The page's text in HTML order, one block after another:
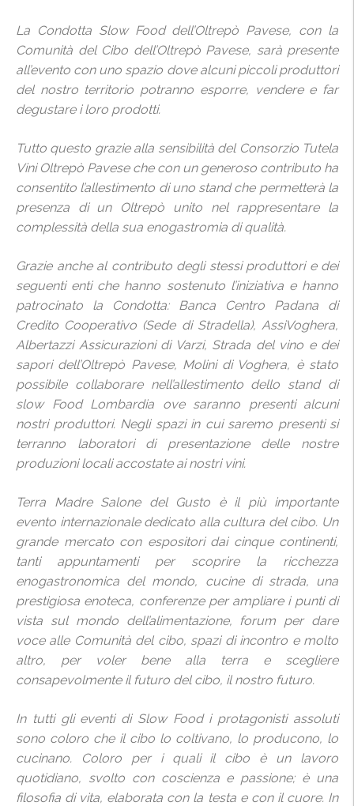
La Condotta Slow Food dell’Oltrepò Pavese, con la
Comunità del Cibo dell’Oltrepò Pavese, sarà presente
all’evento con uno spazio dove alcuni piccoli produttori
del nostro territorio potranno esporre, vendere e far
degustare i loro prodotti.
Tutto questo grazie alla sensibilità del Consorzio Tutela
Vini Oltrepò Pavese che con un generoso contributo ha
consentito l’allestimento di uno stand che permetterà la
presenza di un Oltrepò unito nel rappresentare la
complessità della sua enogastromia di qualità.
Grazie anche al contributo degli stessi produttori e dei
seguenti enti che hanno sostenuto l’iniziativa e hanno
patrocinato la Condotta: Banca Centro Padana di
Credito Cooperativo (Sede di Stradella), AssiVoghera,
Albertazzi Assicurazioni di Varzi, Strada del vino e dei
sapori dell’Oltrepò Pavese, Molini di Voghera, è stato
possibile collaborare nell’allestimento dello stand di
slow Food Lombardia ove saranno presenti alcuni
nostri produttori. Negli spazi in cui saremo presenti si
terranno laboratori di presentazione delle nostre
produzioni locali accostate ai nostri vini.
Terra Madre Salone del Gusto è il più importante
evento internazionale dedicato alla cultura del cibo. Un
grande mercato con espositori dai cinque continenti,
tanti appuntamenti per scoprire la ricchezza
enogastronomica del mondo, cucine di strada, una
prestigiosa enoteca, conferenze per ampliare i punti di
vista sul mondo dell’alimentazione, forum per dare
voce alle Comunità del cibo, spazi di incontro e molto
altro, per voler bene alla terra e scegliere
consapevolmente il futuro del cibo, il nostro futuro.
In tutti gli eventi di Slow Food i protagonisti assoluti
sono coloro che il cibo lo coltivano, lo producono, lo
cucinano. Coloro per i quali il cibo è un lavoro
quotidiano, svolto con coscienza e passione; è una
filosofia di vita, elaborata con la testa e con il cuore. In